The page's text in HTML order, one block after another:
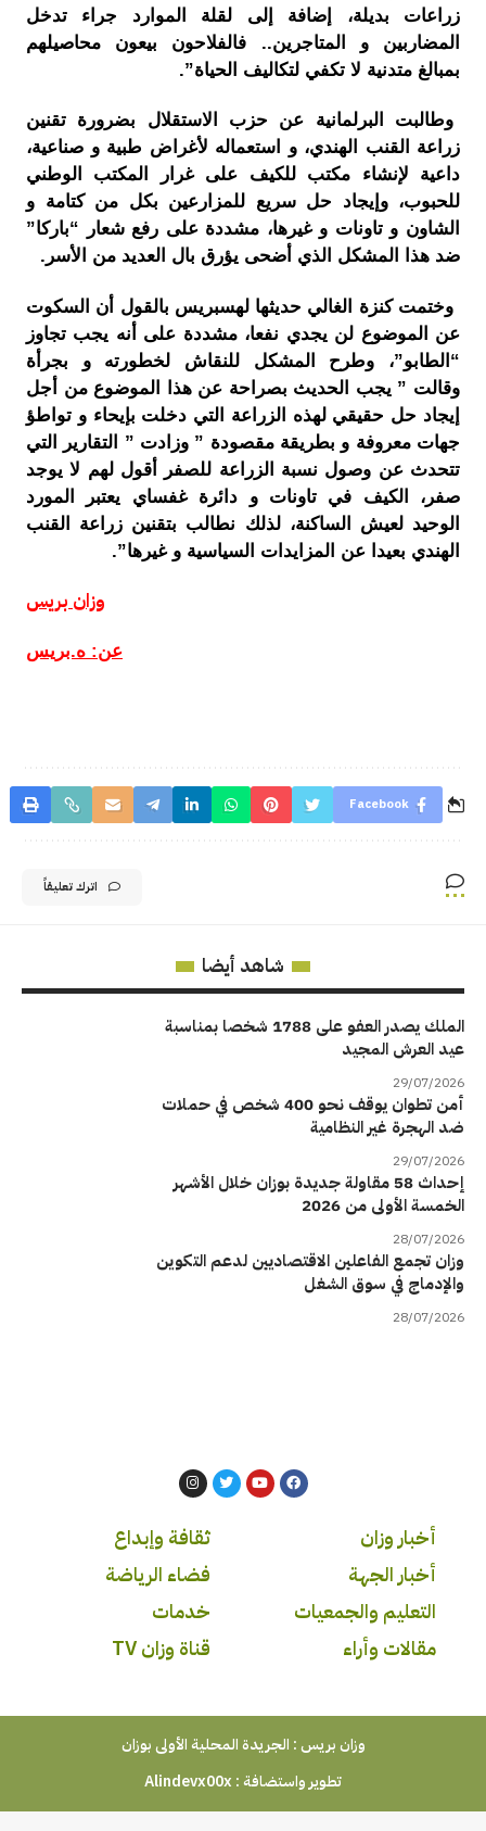
زراعات بديلة، إضافة إلى لقلة الموارد جراء تدخل
المضاربين و المتاجرين.. فالفلاحون بيعون محاصيلهم
بمبالغ متدنية لا تكفي لتكاليف الحياة”.
وطالبت البرلمانية عن حزب الاستقلال بضرورة تقنين
زراعة القنب الهندي، و استعماله لأغراض طبية و صناعية،
داعية لإنشاء مكتب للكيف على غرار المكتب الوطني
للحبوب، وإيجاد حل سريع للمزارعين بكل من كتامة و
الشاون و تاونات و غيرها، مشددة على رفع شعار “باركا”
ضد هذا المشكل الذي أضحى يؤرق بال العديد من الأسر.
وختمت كنزة الغالي حديثها لهسبريس بالقول أن السكوت
عن الموضوع لن يجدي نفعا، مشددة على أنه يجب تجاوز
“الطابو”، وطرح المشكل للنقاش لخطورته و بجرأة
وقالت ” يجب الحديث بصراحة عن هذا الموضوع من أجل
إيجاد حل حقيقي لهذه الزراعة التي دخلت بإيحاء و تواطؤ
جهات معروفة و بطريقة مقصودة ” وزادت ” التقارير التي
تتحدث عن وصول نسبة الزراعة للصفر أقول لهم لا يوجد
صفر، الكيف في تاونات و دائرة غفساي يعتبر المورد
الوحيد لعيش الساكنة، لذلك نطالب بتقنين زراعة القنب
الهندي بعيدا عن المزايدات السياسية و غيرها”.
وزان بريس
عن: ه.بريس
Facebook
اترك تعليقاً
شاهد أيضا
الملك يصدر العفو على 1788 شخصا بمناسبة
عيد العرش المجيد
29/07/2026
أمن تطوان يوقف نحو 400 شخص في حملات
ضد الهجرة غير النظامية
29/07/2026
إحداث 58 مقاولة جديدة بوزان خلال الأشهر
الخمسة الأولى من 2026
28/07/2026
وزان تجمع الفاعلين الاقتصاديين لدعم التكوين
والإدماج في سوق الشغل
28/07/2026
أخبار وزان
أخبار الجهة
التعليم والجمعيات
مقالات وأراء
ثقافة وإبداع
فضاء الرياضة
خدمات
قناة وزان TV
وزان بريس : الجريدة المحلية الأولى بوزان
تطوير واستضافة : Alindevx00x